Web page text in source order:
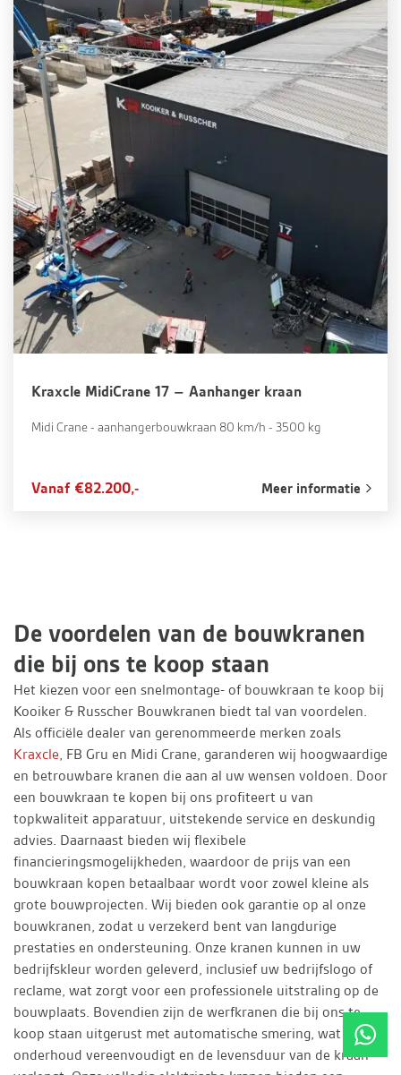
Kraxcle MidiCrane 17 – Aanhanger kraan
Midi Crane - aanhangerbouwkraan 80 km/h - 3500 kg
Vanaf €82.200,- Meer informatie
De voordelen van de bouwkranen
die bij ons te koop staan
Het kiezen voor een snelmontage- of bouwkraan te koop bij
Kooiker & Russcher Bouwkranen biedt tal van voordelen.
Als officiële dealer van gerenommeerde merken zoals
Kraxcle, FB Gru en Midi Crane, garanderen wij hoogwaardige
en betrouwbare kranen die aan al uw wensen voldoen. Door
een bouwkraan te kopen bij ons profiteert u van
topkwaliteit apparatuur, uitstekende service en deskundig
advies. Daarnaast bieden wij flexibele
financieringsmogelijkheden, waardoor de prijs van een
bouwkraan kopen betaalbaar wordt voor zowel kleine als
grote bouwprojecten. Wij bieden ook garantie op al onze
bouwkranen, zodat u verzekerd bent van langdurige
prestaties en ondersteuning. Onze kranen kunnen in uw
bedrijfskleur worden geleverd, inclusief uw bedrijfslogo of
reclame, wat zorgt voor een professionele uitstraling op de
bouwplaats. Bovendien zijn de werfkranen die bij ons te
koop staan uitgerust met automatische smering, wat het
onderhoud vereenvoudigt en de levensduur van de kraan